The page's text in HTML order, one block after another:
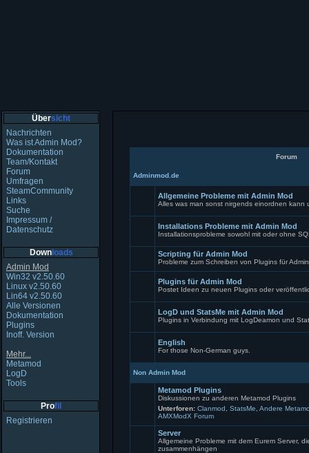
Übersicht
Nachrichten
Was ist Admin Mod?
Dokumentation
Team/Kontakt
Forum
Umfragen
SteamCommunity
Links
Suche
Impressum /
Datenschutz
Downloads
Admin Mod
Win32 v2.50.60
Linux v2.50.60
Lin64 v2.50.60
Alle Versionen
Dokumentation
Plugins
Inoff. Version
Mehr...
Metamod
LogD
Tools
Profil
Registrieren
Forum
Adminmod.de
Beiträge
Allgemeine Probleme mit Admin Mod
Alles was man sonst nirgends einordnen kann
ungelesenen
Beiträge
Installations Probleme mit Admin Mod
Installationsprobleme sowohl mit oder ohne
Keine
ungelesenen
Beiträge
Scripting für Admin Mod
Probleme zum Schreiben von Plugins für
Beiträge
Plugins für Admin Mod
Postet Ideen zu neuen Plugins oder
Beiträge
LogD und StatsMe mit Admin Mod
Plugins in Verbindung mit LogDeamon und
Beiträge
English
For those Non-German guys.
Non Admin Mod
Keine
ungelesenen
Beiträge
Metamod Plugins
Diskussionen zu anderen Metamod Plugins
Unterforen: Clanmod StatsMe Andere
AMXModX Forum
Server
Allgemeine Probleme mit dem Eurem Server,
zusammenhängen